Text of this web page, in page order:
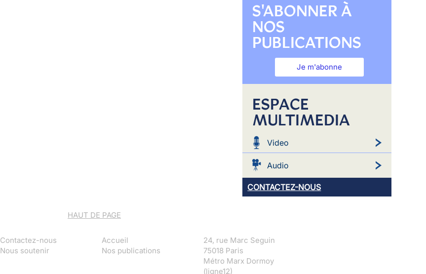
S'ABONNER À
NOS
PUBLICATIONS
Je m'abonne
ESPACE
MULTIMEDIA
Video
Audio
CONTACTEZ-NOUS
HAUT DE PAGE
Contactez-nous
Nous soutenir
Accueil
Nos publications
24, rue Marc Seguin
75018 Paris
Métro Marx Dormoy
(ligne12)